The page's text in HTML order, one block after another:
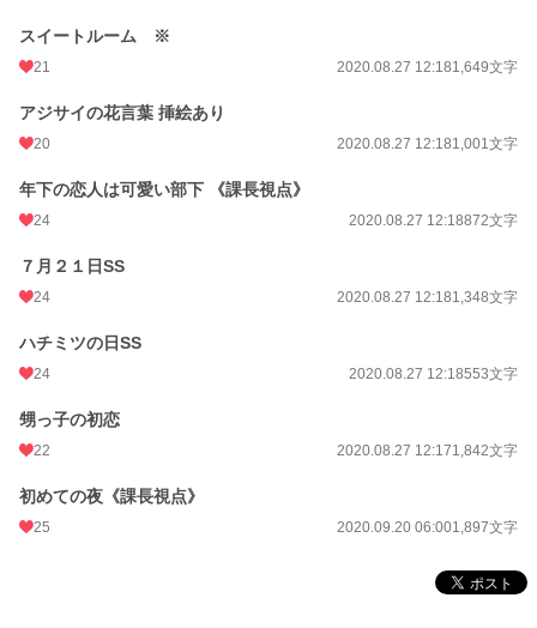
スイートルーム ※
21 2020.08.27 12:181,649文字
アジサイの花言葉 挿絵あり
20 2020.08.27 12:181,001文字
年下の恋人は可愛い部下 《課長視点》
24 2020.08.27 12:18872文字
７月２１日SS
24 2020.08.27 12:181,348文字
ハチミツの日SS
24 2020.08.27 12:18553文字
甥っ子の初恋
22 2020.08.27 12:171,842文字
初めての夜《課長視点》
25 2020.09.20 06:001,897文字